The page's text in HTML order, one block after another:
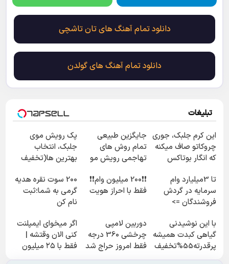
دانلود تمام آهنگ های تان تاشچی
دانلود تمام آهنگ های گولدن
تبلیغات
این کرم جلبک، جوری
چروکاتو صاف میکنه
که انگار بوتاکس
جایگزین طبیعی
تمام روش های
تهاجمی رویش مو
پک رویش موی
جلبک، انتخاب
بهترین ها(تخفیف
تا 3میلیارد وام
سرمایه در گردش
فروشندگان =>
کن
❗❗200 میلیون وام❗❗
فقط با احراز هویت
200 سوت نقره هدیه
گرمی به شما؛ثبت
نام کن
با این نوشیدنی
گیاهی کبدت همیشه
پرقدرته55%تخفیف
دوربین لامپی
چرخشی 360 درجه
فقط امروز حراج شد
🔥 پرداخت درب
اگر میخوای ایمپلنت
کنی الان وقتشه |
فقط با ۲۵ میلیون
تومان!!!